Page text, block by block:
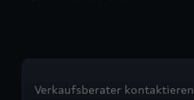
Verkaufsberater kontaktieren